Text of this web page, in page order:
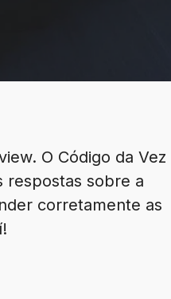
O Código da Vez
respostas sobre a
corretamente as